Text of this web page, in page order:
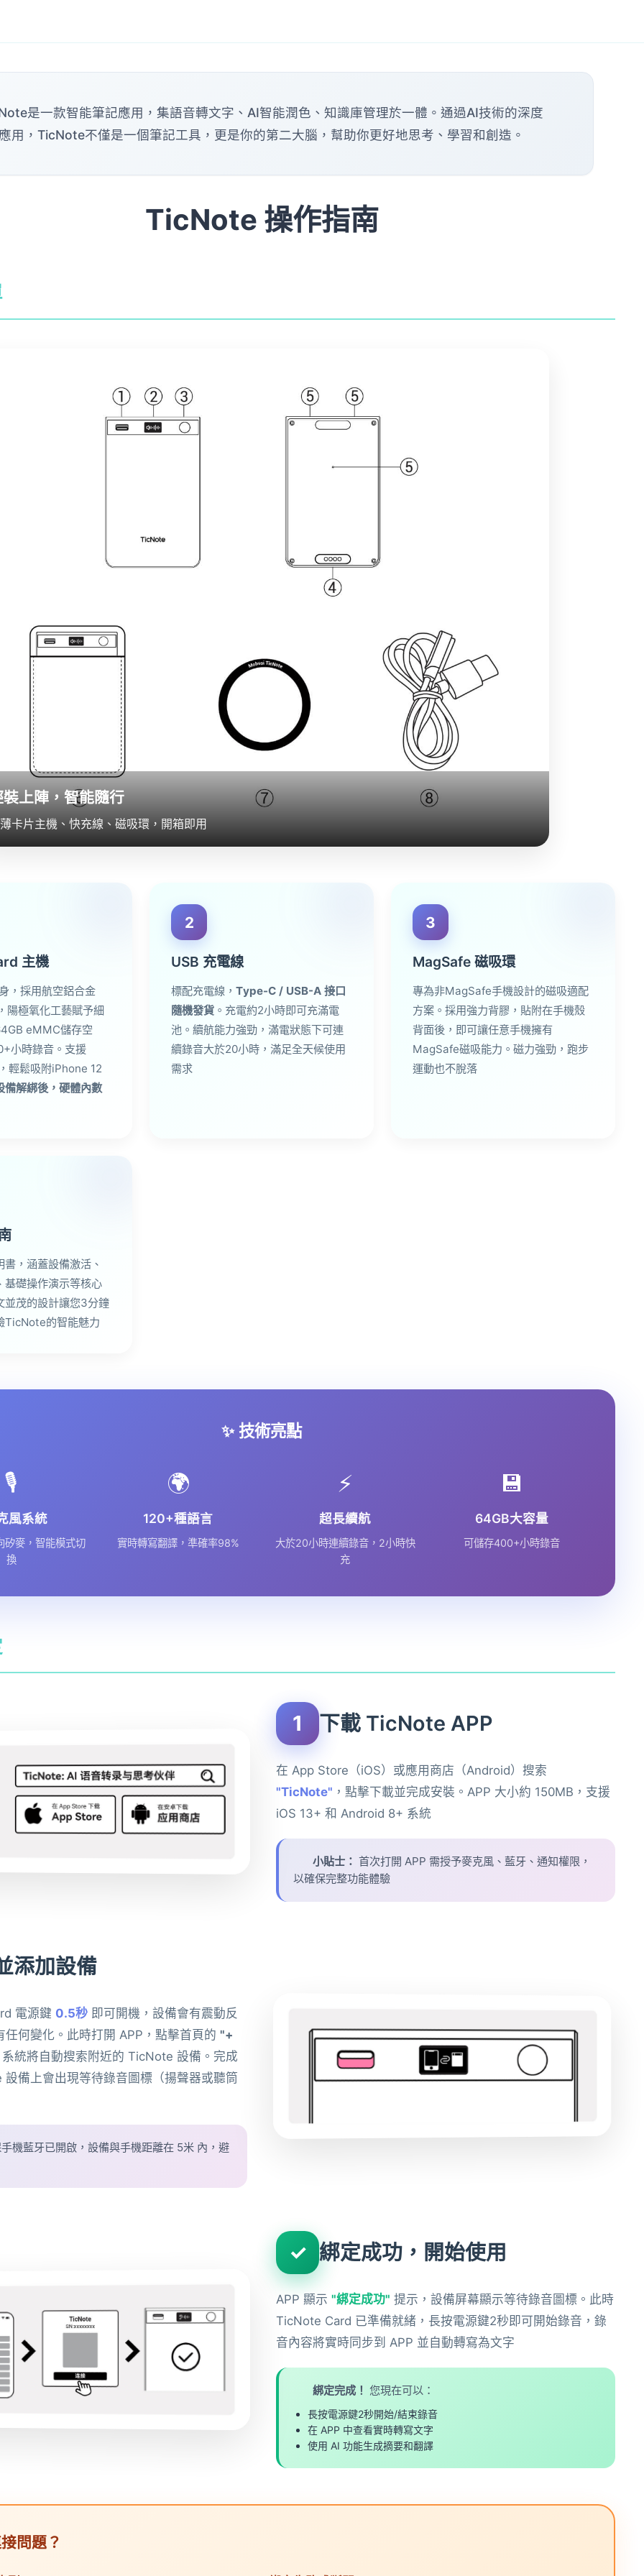
是一款智能筆記應用，集語音轉文字、AI智能潤色、知識庫管理於一體。通過AI技術的深度
用，TicNote不僅是一個筆記工具，更是你的第二大腦，幫助你更好地思考、學習和創造。
TicNote 操作指南
裝上陣，智能隨行
卡片主機、快充線、磁吸環，開箱即用
主機
，採用航空鋁合金
陽極氧化工藝賦予細
eMMC儲存空
小時錄音。支援
輕鬆吸附iPhone 12
備解綁後，硬體內數
2
USB 充電線
標配充電線， Type-C / USB-A 接口
隨機發貨 。充電約2小時即可充滿電
池。續航能力強勁，滿電狀態下可連
續錄音大於20小時，滿足全天候使用
需求
3
MagSafe 磁吸環
專為非MagSafe手機設計的磁吸適配
方案。採用強力背膠，貼附在手機殼
背面後，即可讓任意手機擁有
MagSafe磁吸能力。磁力強勁，跑步
運動也不脫落
，涵蓋設備激活、
基礎操作演示等核心
並茂的設計讓您3分鐘
TicNote的智能魅力
✨ 技術亮點
🎙️
風系統
矽麥，智能模式切
換
🌍
120+種語言
實時轉寫翻譯，準確率98%
⚡
超長續航
大於20小時連續錄音，2小時快
充
💾
64GB大容量
可儲存400+小時錄音
1 下載 TicNote APP
在 App Store（iOS）或應用商店（Android）搜索
"TicNote" ，點擊下載並完成安裝。APP 大小約 150MB，支援
iOS 13+ 和 Android 8+ 系統
小貼士： 首次打開 APP 需授予麥克風、藍牙、通知權限，
以確保完整功能體驗
添加設備
電源鍵 0.5秒 即可開機，設備會有震動反
任何變化。此時打開 APP，點擊首頁的 "+
統將自動搜索附近的 TicNote 設備。完成
備上會出現等待錄音圖標（揚聲器或聽筒
機藍牙已開啟，設備與手機距離在 5米 內，避
✓ 綁定成功，開始使用
APP 顯示 "綁定成功" 提示，設備屏幕顯示等待錄音圖標。此時
TicNote Card 已準備就緒，長按電源鍵2秒即可開始錄音，錄
音內容將實時同步到 APP 並自動轉寫為文字
綁定完成！ 您現在可以：
長按電源鍵2秒開始/結束錄音
在 APP 中查看實時轉寫文字
使用 AI 功能生成摘要和翻譯
問題？